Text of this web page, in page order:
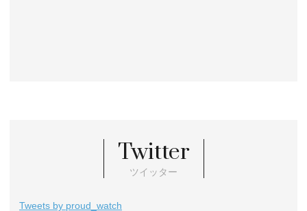
Twitter
ツイッター
Tweets by proud_watch